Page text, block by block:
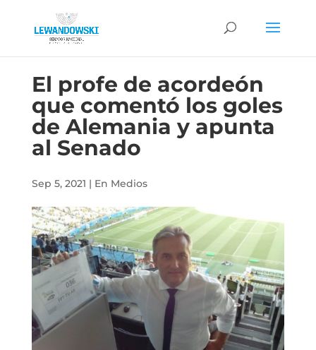
El profe de acordeón
que comentó los goles
de Alemania y apunta
al Senado
Sep 5, 2021 | En Medios